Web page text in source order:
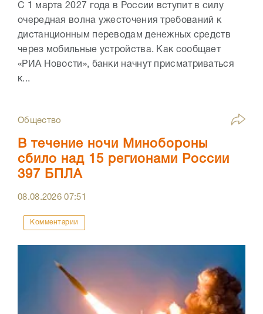
С 1 марта 2027 года в России вступит в силу
очередная волна ужесточения требований к
дистанционным переводам денежных средств
через мобильные устройства. Как сообщает
«РИА Новости», банки начнут присматриваться
к...
Общество
В течение ночи Минобороны
сбило над 15 регионами России
397 БПЛА
08.08.202607:51
Комментарии